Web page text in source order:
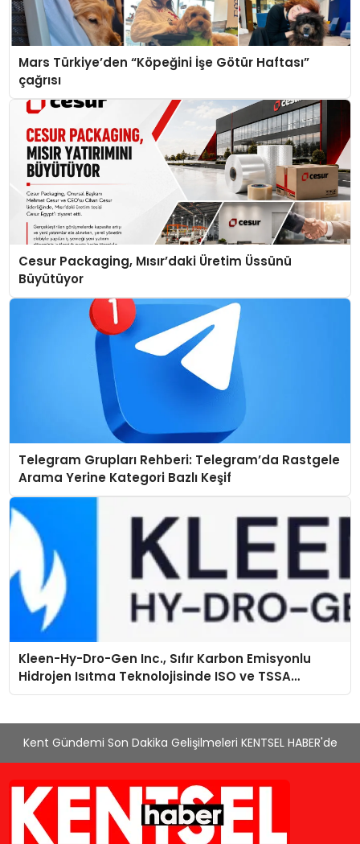
Mars Türkiye’den “Köpeğini İşe Götür Haftası”
çağrısı
Cesur Packaging, Mısır’daki Üretim Üssünü
Büyütüyor
Telegram Grupları Rehberi: Telegram’da Rastgele
Arama Yerine Kategori Bazlı Keşif
Kleen-Hy-Dro-Gen Inc., Sıfır Karbon Emisyonlu
Hidrojen Isıtma Teknolojisinde ISO ve TSSA
Düzenleyici Onaylarını Aldı
Kent Gündemi Son Dakika Gelişilmeleri KENTSEL HABER'de